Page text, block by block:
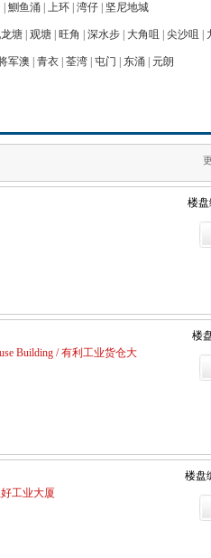
鰂鱼涌 上环 湾仔 坚尼地城
塘 观塘 旺角 深水步 大角咀 尖沙咀
军澳 青衣 荃湾 屯门 东涌 元朗
楼盘
楼
Building / 有利工业货仓大
楼盘
工业大厦